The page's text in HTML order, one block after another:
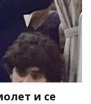
и се